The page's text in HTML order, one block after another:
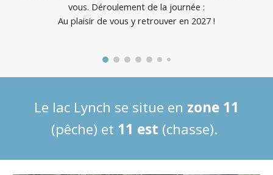
vous. Déroulement de la journée :
Au plaisir de vous y retrouver en 2027 !
Le lac Lynch se situe en zone 11
(pêche) et 11 est (chasse).